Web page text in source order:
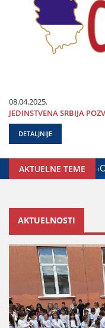
08.04.2025.
ЈEDINSTVENA SRBIЈA
DETALJNIJE
AKTUELNE TEME
AKTUELNOSTI